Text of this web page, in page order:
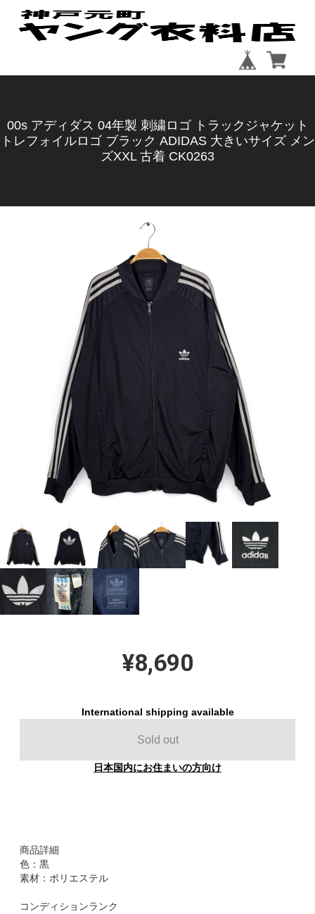
00s アディダス 04年製 刺繍ロゴ トラックジャケット
トレフォイルロゴ ブラック ADIDAS 大きいサイズ メン
ズXXL 古着 CK0263
¥8,690
International shipping available
Sold out
日本国内にお住まいの方向け
商品詳細
色：黒
素材：ポリエステル
コンディションランク